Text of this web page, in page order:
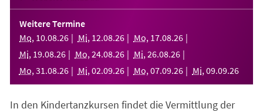
in
einem
neuen
Tab)
Weitere Termine
Mo, 10.08.26 Mi, 12.08.26 Mo, 17.08.26
Mi, 19.08.26 Mo, 24.08.26 Mi, 26.08.26
Mo, 31 .08.26 Mi, 02.09.26 Mo, 07.09.26 Mi, 09.09.26
In den Kindertanzkursen findet die Vermittlung der